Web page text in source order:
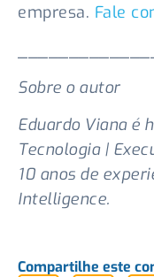
empresa. Fale
Sobre o autor
Eduardo Viana é
Tecnologia |
10 anos de
Intelligence.
Compartilhe este